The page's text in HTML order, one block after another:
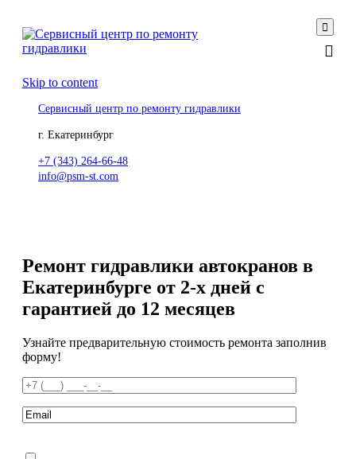

Skip to content
Сервисный центр по ремонту гидравлики
г. Екатеринбург
+7 (343) 264-66-48
info@psm-st.com
Ремонт гидравлики автокранов в
Екатеринбурге от 2-х дней с
гарантией до 12 месяцев
Узнайте предварительную стоимость ремонта заполнив
форму!